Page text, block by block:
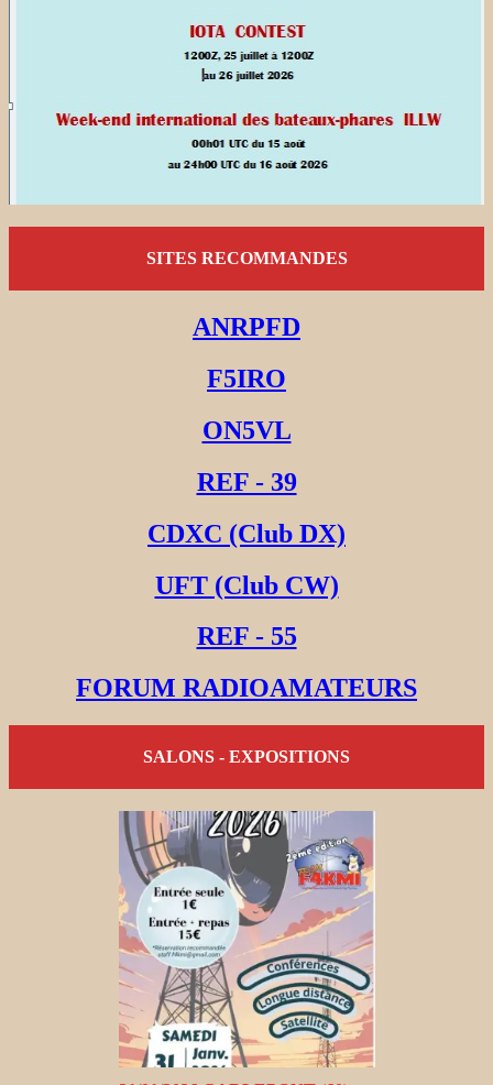
SITES RECOMMANDES
ANRPFD
F5IRO
ON5VL
REF - 39
CDXC (Club DX)
UFT (Club CW)
REF - 55
FORUM RADIOAMATEURS
SALONS - EXPOSITIONS